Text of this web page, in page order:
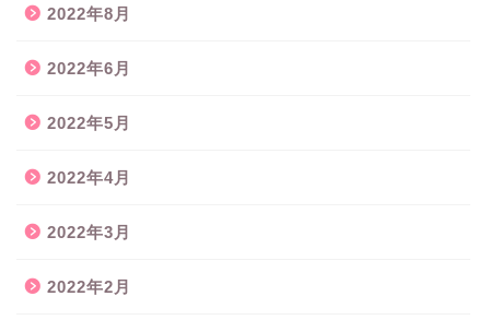
2022年8月
2022年6月
2022年5月
2022年4月
2022年3月
2022年2月